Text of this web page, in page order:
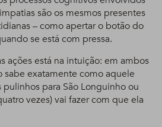
são os mesmos presentes
– como apertar o botão do
se está com pressa.
ações está na intuição: em ambos
sabe exatamente como aquele
pulinhos para São Longuinho ou
vezes) vai fazer com que ela